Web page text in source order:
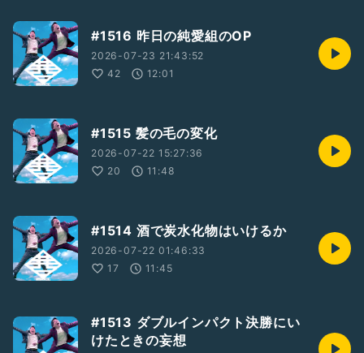
#1516 昨日の純愛組のOP
2026-07-23 21:43:52
42
12:01
#1515 髪の毛の変化
2026-07-22 15:27:36
20
11:48
#1514 酒で炭水化物はいけるか
2026-07-22 01:46:33
17
11:45
#1513 ダブルインパクト決勝にい
けたときの妄想